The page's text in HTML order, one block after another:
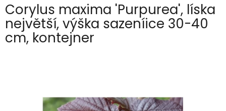
Corylus maxima 'Purpurea', líska
největší, výška sazeníice 30-40
cm, kontejner